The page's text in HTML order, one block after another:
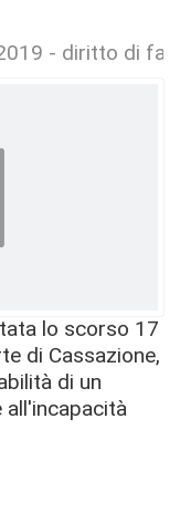
- diritto di
lo scorso 17
di Cassazione,
di un
all'incapacità